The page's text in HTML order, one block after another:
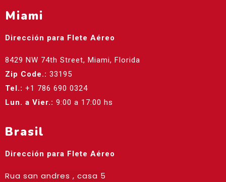
Miami
Dirección para Flete Aéreo
8429 NW 74th Street, Miami, Florida
Zip Code.: 33195
Tel.: +1 786 690 0324
Lun. a Vier.: 9:00 a 17:00 hs
Brasil
Dirección para Flete Aéreo
Rua san andres , casa 5